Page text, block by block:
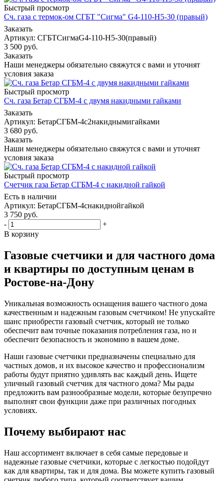
Быстрый просмотр
Сч. газа с термок-ом СГБТ "Сигма" G4-110-Н5-30 (правый)
Заказать
Артикул: СГБТСигмаG4-110-Н5-30(правый)
3 500 руб.
Заказать
Наши менеджеры обязательно свяжутся с вами и уточнят
условия заказа
Быстрый просмотр
Сч. газа Бетар СГБМ-4 с двумя накидными гайками
Заказать
Артикул: БетарСГБМ-4с2накиднымигайками
3 680 руб.
Заказать
Наши менеджеры обязательно свяжутся с вами и уточнят
условия заказа
Быстрый просмотр
Счетчик газа Бетар СГБМ-4 с накидной гайкой
Есть в наличии
Артикул: БетарСГБМ-4снакиднойгайкой
3 750 руб.
-
+
В корзину
Газовые счетчики и для частного дома
и квартиры по доступным ценам в
Ростове-на-Дону
Уникальная возможность оснащения вашего частного дома
качественным и надежным газовым счетчиком! Не упускайте
шанс приобрести газовый счетчик, который не только
обеспечит вам точные показания потребления газа, но и
обеспечит безопасность и экономию в вашем доме.
Наши газовые счетчики предназначены специально для
частных домов, и их высокое качество и профессионализм
работы будут приятно удивлять вас каждый день. Ищете
уличный газовый счетчик для частного дома? Мы рады
предложить вам разнообразные модели, которые безупречно
выполнят свои функции даже при различных погодных
условиях.
Почему выбирают нас
Наш ассортимент включает в себя самые передовые и
надежные газовые счетчики, которые с легкостью подойдут
как для квартиры, так и для дома. Вы можете купить газовый